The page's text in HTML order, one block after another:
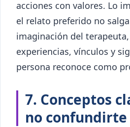
acciones con valores. Lo
el relato preferido no
imaginación del
experiencias, vínculos y
persona reconoce como
7. Conceptos
no confundirte